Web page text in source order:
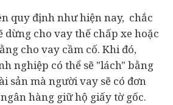
quy định như hiện nay, chắc
dừng cho vay thế chấp xe hoặc
cho vay cầm cố. Khi đó,
nghiệp có thể sẽ "lách" bằng
sản mà người vay sẽ có đơn
hàng giữ hộ giấy tờ gốc.